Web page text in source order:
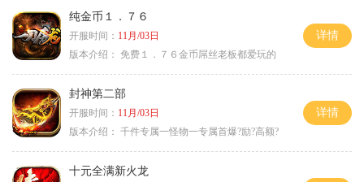
纯金币１．７６
开服时间： 11月/03日
版本介绍： 免费１．７６金币屌丝老板都爱玩的
详情
封神第二部
开服时间： 11月/03日
版本介绍： 千件专属一怪物一专属首爆?励?高额?
详情
十元全满新火龙